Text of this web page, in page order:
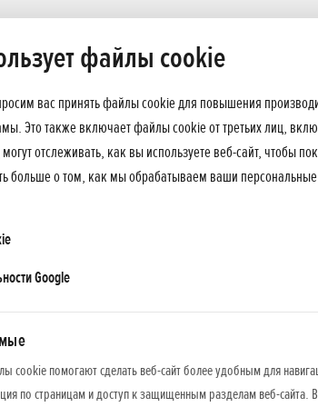
файлы cookie
вас принять файлы cookie для повышения
Это также включает файлы cookie от третьих лиц,
отслеживать, как вы используете веб-сайт, чтобы
больше о том, как мы обрабатываем ваши
Googleopens in a new tab
cookie помогают сделать веб-сайт более удобным для
по страницам и доступ к защищенным разделам веб-сайта.